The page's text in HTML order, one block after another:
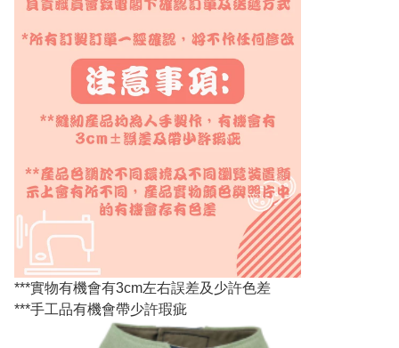
***實物有機會有3cm左右誤差及少許色差
***手工品有機會帶少許瑕疵